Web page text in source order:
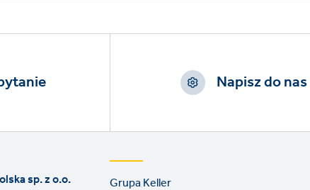
Napisz do nas
sp. z o.o. Footer
Grupa Keller